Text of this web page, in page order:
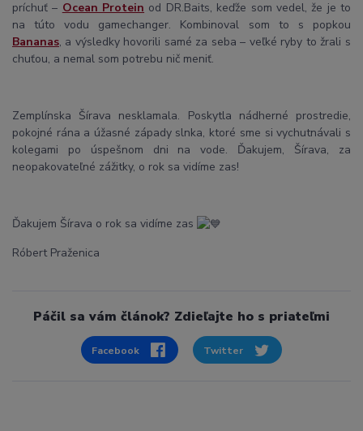
príchuť – Ocean Protein od DR.Baits, keďže som vedel, že je to
na túto vodu gamechanger. Kombinoval som to s popkou
Bananas, a výsledky hovorili samé za seba – veľké ryby to žrali s
chuťou, a nemal som potrebu nič meniť.
Zemplínska Šírava nesklamala. Poskytla nádherné prostredie,
pokojné rána a úžasné západy slnka, ktoré sme si vychutnávali s
kolegami po úspešnom dni na vode. Ďakujem, Šírava, za
neopakovateľné zážitky, o rok sa vidíme zas!
Ďakujem Šírava o rok sa vidíme zas
Róbert Praženica
Páčil sa vám článok? Zdieľajte ho s priateľmi
Facebook Twitter